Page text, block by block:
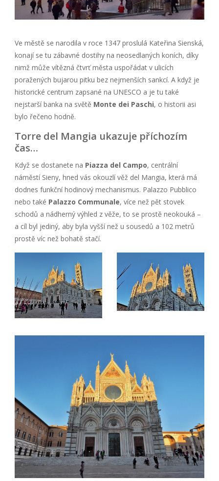
Ve městě se narodila v roce 1347 proslulá Kateřina Sienská,
konají se tu zábavné dostihy na neosedlaných koních, díky
nimž může vítězná čtvrť města uspořádat v ulicích
poražených bujarou pitku bez nejmenších sankcí. A když je
historické centrum zapsané na UNESCO a je tu také
nejstarší banka na světě Monte dei Paschi, o historii asi
bylo řečeno hodně.
Torre del Mangia ukazuje příchozím
čas…
Když se dostanete na Piazza del Campo, centrální
náměstí Sieny, hned vás okouzlí věž del Mangia, která má
dodnes funkční hodinový mechanismus. Palazzo Pubblico
nebo také Palazzo Communale, více než pět stovek
schodů a nádherný výhled z věže, to se prostě neokouká –
a cíl byl jediný, aby byla vyšší než u sousedů a 102 metrů
prostě víc než bohatě stačí.